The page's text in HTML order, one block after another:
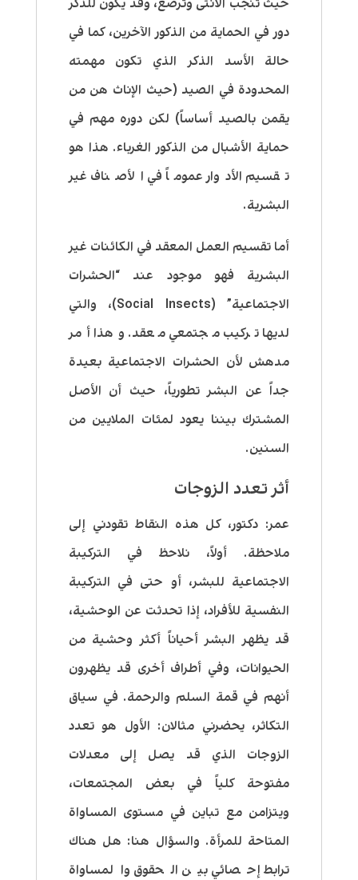
دور في الحماية من الذكور الآخرين، كما في
حالة الأسد الذكر الذي تكون مهمته
المحدودة في الصيد (حيث الإناث هن من
يقمن بالصيد أساساً) لكن دوره مهم في
حماية الأشبال من الذكور الغرباء. هذا هو
تقسيم الأدوار عموماً في الأصناف غير
البشرية.
أما تقسيم العمل المعقد في الكائنات غير
البشرية فهو موجود عند “الحشرات
الاجتماعية” (Social Insects)، والتي
لديها تركيب مجتمعي معقد. وهذا أمر
مدهش لأن الحشرات الاجتماعية بعيدة
جداً عن البشر تطورياً، حيث أن الأصل
المشترك بيننا يعود لمئات الملايين من
السنين.
أثر تعدد الزوجات
عمر: دكتور، كل هذه النقاط تقودني إلى
ملاحظة. أولاً، نلاحظ في التركيبة
الاجتماعية للبشر، أو حتى في التركيبة
النفسية للأفراد، إذا تحدثت عن الوحشية،
قد يظهر البشر أحياناً أكثر وحشية من
الحيوانات، وفي أطراف أخرى قد يظهرون
أنهم في قمة السلم والرحمة. في سياق
التكاثر، يحضرني مثالان: الأول هو تعدد
الزوجات الذي قد يصل إلى معدلات
مفتوحة كلياً في بعض المجتمعات،
ويتزامن مع تباين في مستوى المساواة
المتاحة للمرأة. والسؤال هنا: هل هناك
ترابط إحصائي بين الحقوق والمساواة